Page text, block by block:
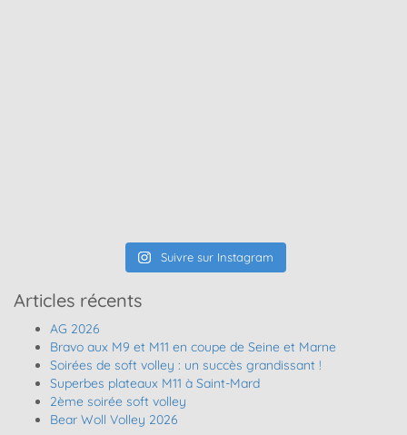
Suivre sur Instagram
Articles récents
AG 2026
Bravo aux M9 et M11 en coupe de Seine et Marne
Soirées de soft volley : un succès grandissant !
Superbes plateaux M11 à Saint-Mard
2ème soirée soft volley
Bear Woll Volley 2026